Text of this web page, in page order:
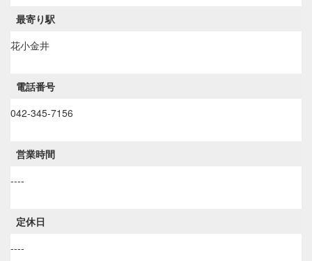
最寄り駅
花小金井
電話番号
042-345-7156
営業時間
----
定休日
----